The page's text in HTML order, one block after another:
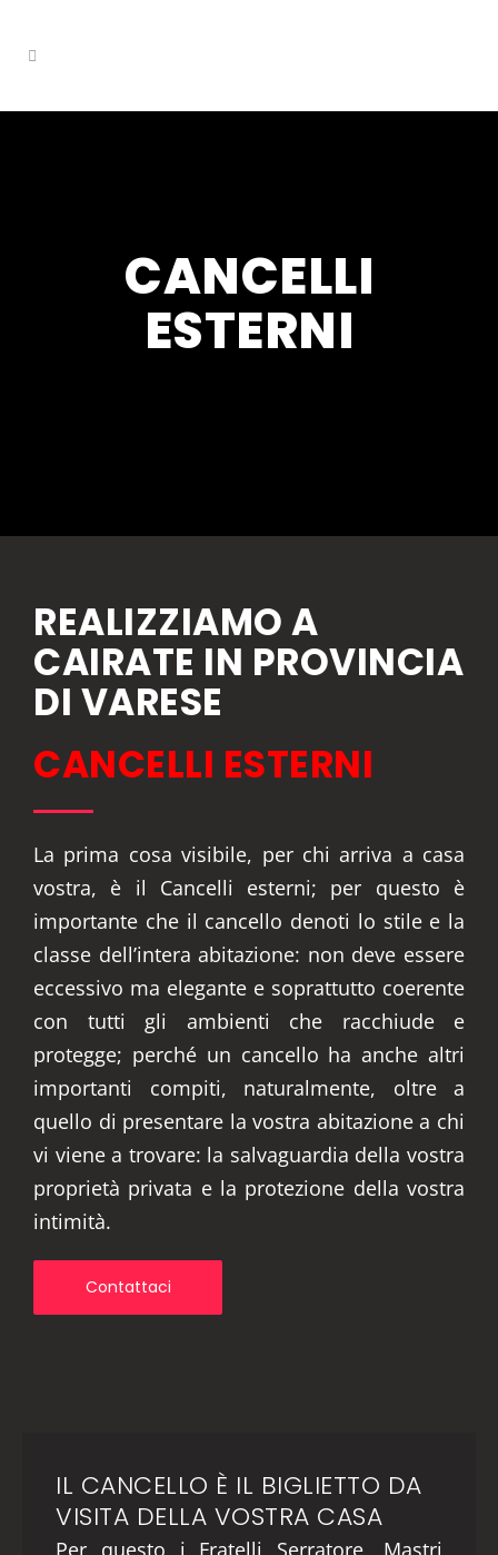
CANCELLI
ESTERNI
REALIZZIAMO A
CAIRATE IN PROVINCIA
DI VARESE
CANCELLI ESTERNI
La prima cosa visibile, per chi arriva a casa
vostra, è il Cancelli esterni; per questo è
importante che il cancello denoti lo stile e la
classe dell’intera abitazione: non deve essere
eccessivo ma elegante e soprattutto coerente
con tutti gli ambienti che racchiude e
protegge; perché un cancello ha anche altri
importanti compiti, naturalmente, oltre a
quello di presentare la vostra abitazione a chi
vi viene a trovare: la salvaguardia della vostra
proprietà privata e la protezione della vostra
intimità.
Contattaci
IL CANCELLO È IL BIGLIETTO DA
VISITA DELLA VOSTRA CASA
Per questo i Fratelli Serratore, Mastri